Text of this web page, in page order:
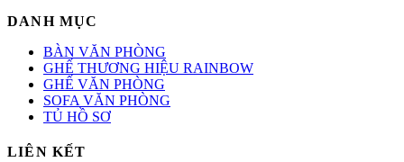
DANH MỤC
BÀN VĂN PHÒNG
GHẾ THƯƠNG HIỆU RAINBOW
GHẾ VĂN PHÒNG
SOFA VĂN PHÒNG
TỦ HỒ SƠ
LIÊN KẾT